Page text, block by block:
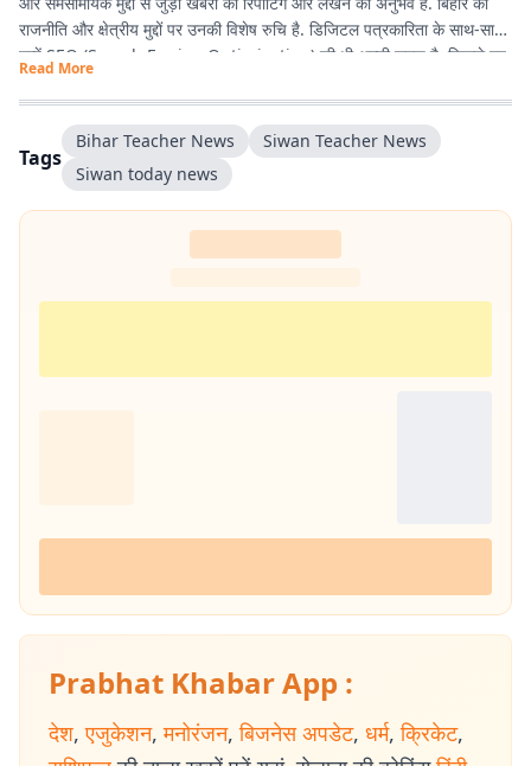
राजनीति और क्षेत्रीय मुद्दों पर उनकी विशेष रुचि है. डिजिटल पत्रकारिता के साथ-साथ
उन्हें SEO (Search Engine Optimization) की भी अच्छी समझ है, जिससे वह
पाठकों तक समय पर और प्रभावी ढंग से खबरें पहुंचाने में दक्ष हैं. तथ्यपरक, विश्वसनीय
और SEO-अनुकूल समाचार तैयार करना उनकी प्रमुख कार्यशैली है.
Read More
Tags
Bihar Teacher News
Siwan Teacher News
Siwan today news
Prabhat Khabar App :
देश, एजुकेशन, मनोरंजन, बिजनेस अपडेट, धर्म, क्रिकेट,